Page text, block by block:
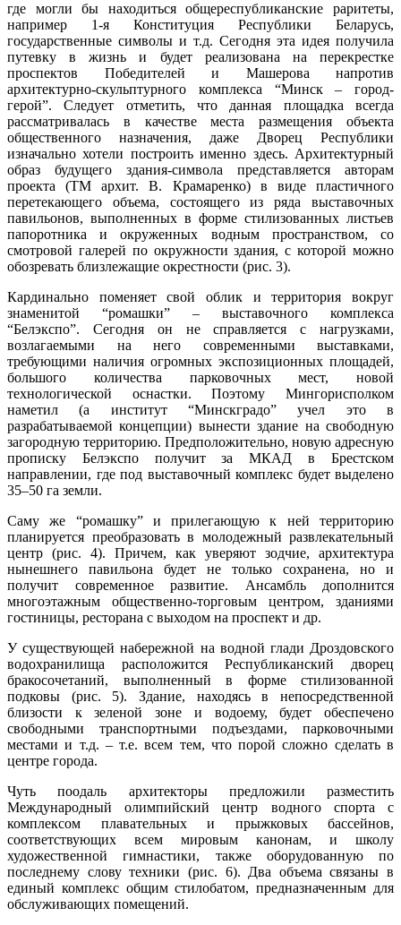
где могли бы находиться общереспубликанские раритеты,
например 1-я Конституция Республики Беларусь,
государственные символы и т.д. Сегодня эта идея получила
путевку в жизнь и будет реализована на перекрестке
проспектов Победителей и Машерова напротив
архитектурно-скульптурного комплекса “Минск – город-
герой”. Следует отметить, что данная площадка всегда
рассматривалась в качестве места размещения объекта
общественного назначения, даже Дворец Республики
изначально хотели построить именно здесь. Архитектурный
образ будущего здания-символа представляется авторам
проекта (ТМ архит. В. Крамаренко) в виде пластичного
перетекающего объема, состоящего из ряда выставочных
павильонов, выполненных в форме стилизованных листьев
папоротника и окруженных водным пространством, со
смотровой галерей по окружности здания, с которой можно
обозревать близлежащие окрестности (рис. 3).
Кардинально поменяет свой облик и территория вокруг
знаменитой “ромашки” – выставочного комплекса
“Белэкспо”. Сегодня он не справляется с нагрузками,
возлагаемыми на него современными выставками,
требующими наличия огромных экспозиционных площадей,
большого количества парковочных мест, новой
технологической оснастки. Поэтому Мингорисполком
наметил (а институт “Минскградо” учел это в
разрабатываемой концепции) вынести здание на свободную
загородную территорию. Предположительно, новую адресную
прописку Белэкспо получит за МКАД в Брестском
направлении, где под выставочный комплекс будет выделено
35–50 га земли.
Саму же “ромашку” и прилегающую к ней территорию
планируется преобразовать в молодежный развлекательный
центр (рис. 4). Причем, как уверяют зодчие, архитектура
нынешнего павильона будет не только сохранена, но и
получит современное развитие. Ансамбль дополнится
многоэтажным общественно-торговым центром, зданиями
гостиницы, ресторана с выходом на проспект и др.
У существующей набережной на водной глади Дроздовского
водохранилища расположится Республиканский дворец
бракосочетаний, выполненный в форме стилизованной
подковы (рис. 5). Здание, находясь в непосредственной
близости к зеленой зоне и водоему, будет обеспечено
свободными транспортными подъездами, парковочными
местами и т.д. – т.е. всем тем, что порой сложно сделать в
центре города.
Чуть поодаль архитекторы предложили разместить
Международный олимпийский центр водного спорта с
комплексом плавательных и прыжковых бассейнов,
соответствующих всем мировым канонам, и школу
художественной гимнастики, также оборудованную по
последнему слову техники (рис. 6). Два объема связаны в
единый комплекс общим стилобатом, предназначенным для
обслуживающих помещений.